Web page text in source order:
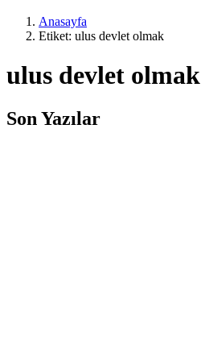
Anasayfa
Etiket: ulus devlet olmak
ulus devlet olmak
Son Yazılar